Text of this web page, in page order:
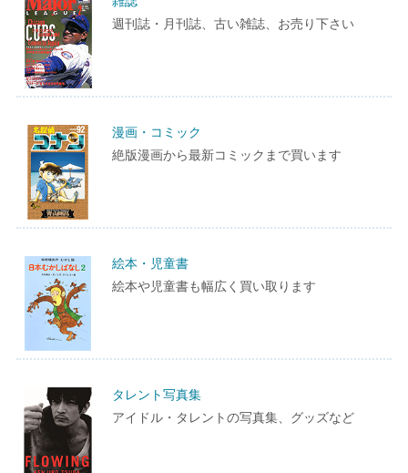
週刊誌・月刊誌、古い雑誌、お売り下さい
漫画・コミック
絶版漫画から最新コミックまで買います
絵本・児童書
絵本や児童書も幅広く買い取ります
タレント写真集
アイドル・タレントの写真集、グッズなど